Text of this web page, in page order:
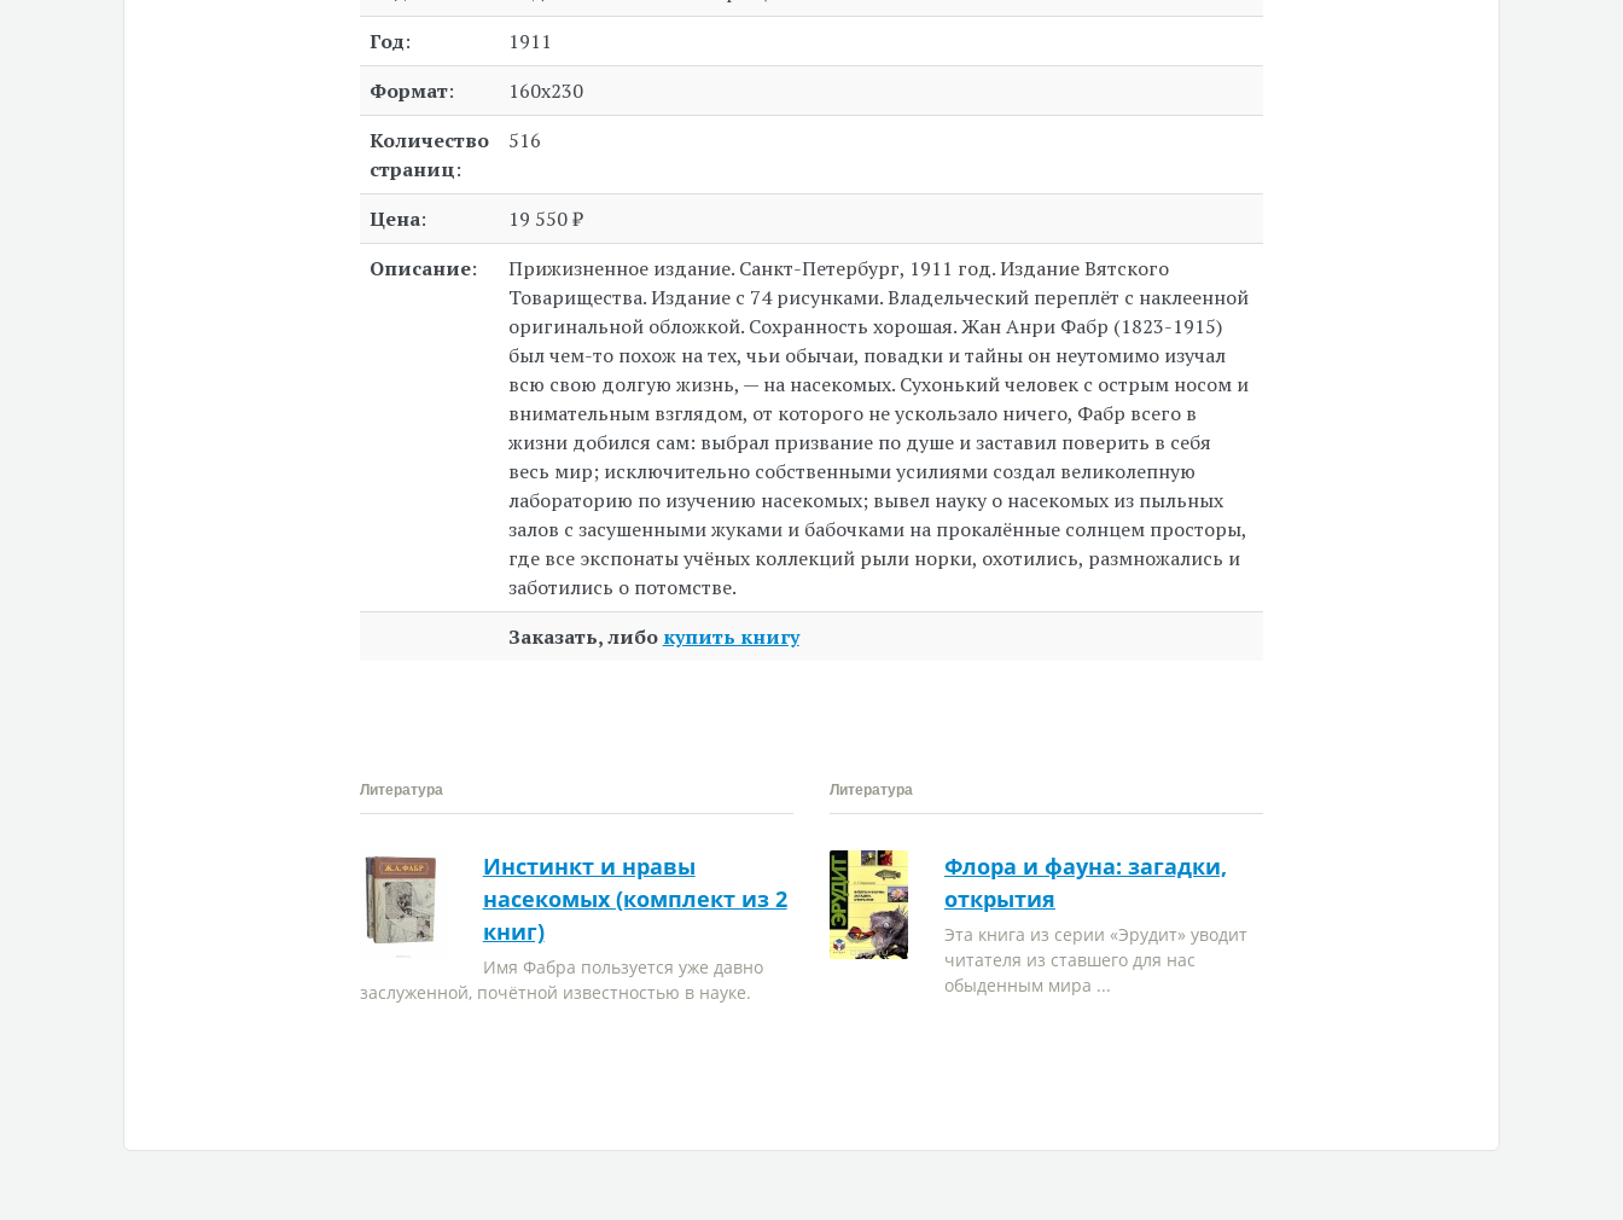
Год:
1911
Формат:
160x230
Количество
страниц:
516
Цена:
19 550 ₽
Описание:
Прижизненное издание. Санкт-Петербург, 1911 год. Издание Вятского
Товарищества. Издание с 74 рисунками. Владельческий переплёт с наклеенной
оригинальной обложкой. Сохранность хорошая. Жан Анри Фабр (1823-1915)
был чем-то похож на тех, чьи обычаи, повадки и тайны он неутомимо изучал
всю свою долгую жизнь, — на насекомых. Сухонький человек с острым носом и
внимательным взглядом, от которого не ускользало ничего, Фабр всего в
жизни добился сам: выбрал призвание по душе и заставил поверить в себя
весь мир; исключительно собственными усилиями создал великолепную
лабораторию по изучению насекомых; вывел науку о насекомых из пыльных
залов с засушенными жуками и бабочками на прокалённые солнцем просторы,
где все экспонаты учёных коллекций рыли норки, охотились, размножались и
заботились о потомстве.
Заказать, либо купить книгу
Литература
Инстинкт и нравы
насекомых (комплект из 2
книг)
Имя Фабра пользуется уже давно
заслуженной, почётной известностью в науке.
Литература
Флора и фауна: загадки,
открытия
Эта книга из серии «Эрудит» уводит
читателя из ставшего для нас
обыденным мира ...